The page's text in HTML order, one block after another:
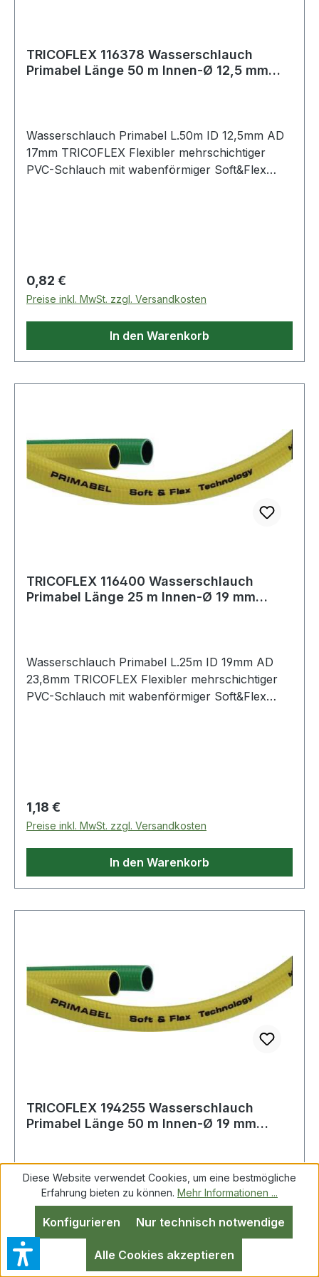
TRICOFLEX 116378 Wasserschlauch
Primabel Länge 50 m Innen-Ø 12,5 mm
Wasserschlauch Primabel L.50m ID 12,5mm AD
17mm TRICOFLEX Flexibler mehrschichtiger
PVC-Schlauch mit wabenförmiger Soft&Flex
Landwirtschaft Anwendung: Bewässerung,
Reinigung Weitere technische Eigenschaften: ·
Biegeradius: 140mm · Aggregatzustand: Flüssig
Regulärer Preis:
0,82 €
Preise inkl. MwSt. zzgl. Versandkosten
In den Warenkorb
TRICOFLEX 116400 Wasserschlauch
Primabel Länge 25 m Innen-Ø 19 mm
Wasserschlauch Primabel L.25m ID 19mm AD
23,8mm TRICOFLEX Flexibler mehrschichtiger
PVC-Schlauch mit wabenförmiger Soft&Flex
Landwirtschaft Anwendung: Bewässerung,
Reinigung Weitere technische Eigenschaften: ·
Biegeradius: 200mm · Aggregatzustand: Flüssig
Regulärer Preis:
1,18 €
Preise inkl. MwSt. zzgl. Versandkosten
In den Warenkorb
TRICOFLEX 194255 Wasserschlauch
Primabel Länge 50 m Innen-Ø 19 mm
Wasserschlauch Primabel L.50m ID 19mm AD
23,8mm TRICOFLEX Flexibler mehrschichtiger
PVC-Schlauch mit wabenförmiger Soft&Flex
Struktur · Festigkeitsträger: Trikot Gewebe
Decke: Weich-PVC, sehr gute UV-Beständigkeit
Diese Website verwendet Cookies, um eine bestmögliche
Erfahrung bieten zu können. Mehr Informationen ...
Nur technisch notwendige
Konfigurieren
Alle Cookies akzeptieren